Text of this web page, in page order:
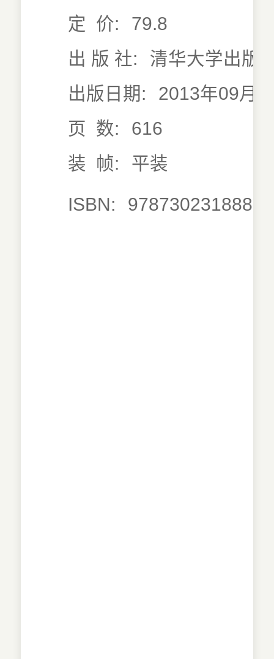
定 价:
79.8
出 版 社:
清华大学出版
出版日期:
2013年09月
页 数:
616
装 帧:
平装
ISBN: 9787302318880